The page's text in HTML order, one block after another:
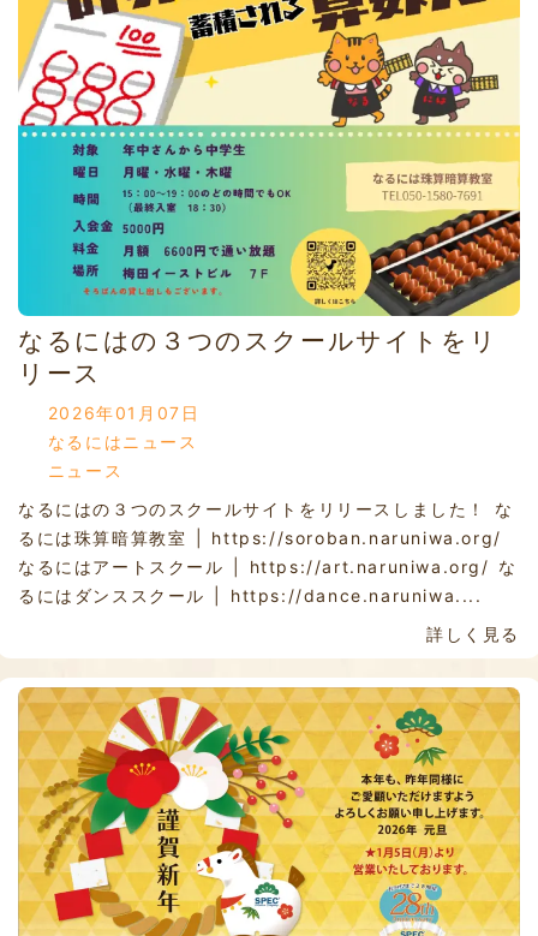
なるにはの３つのスクールサイトをリ
リース
2026年01月07日
なるにはニュース
ニュース
なるにはの３つのスクールサイトをリリースしました！ な
るには珠算暗算教室 | https://soroban.naruniwa.org/
なるにはアートスクール | https://art.naruniwa.org/ な
るにはダンススクール | https://dance.naruniwa....
詳しく見る